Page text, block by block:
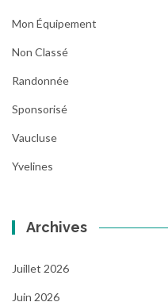
Mon Équipement
Non Classé
Randonnée
Sponsorisé
Vaucluse
Yvelines
Archives
Juillet 2026
Juin 2026